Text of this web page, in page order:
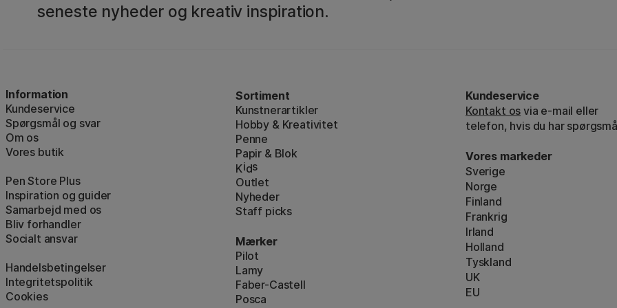
seneste nyheder og kreativ inspiration.
Information
Kundeservice
Spørgsmål og svar
Om os
Vores butik
Pen Store Plus
Inspiration og guider
Samarbejd med os
Bliv forhandler
Socialt ansvar
Handelsbetingelser
Integritetspolitik
Cookies
Sortiment
Kunstnerartikler
Hobby & Kreativitet
Penne
Papir & Blok
Kids
Outlet
Nyheder
Staff picks
Mærker
Pilot
Lamy
Faber-Castell
Posca
Kundeservice
Kontakt os via e-mail eller
telefon, hvis du har
Vores markeder
Sverige
Norge
Finland
Frankrig
Irland
Holland
Tyskland
UK
EU